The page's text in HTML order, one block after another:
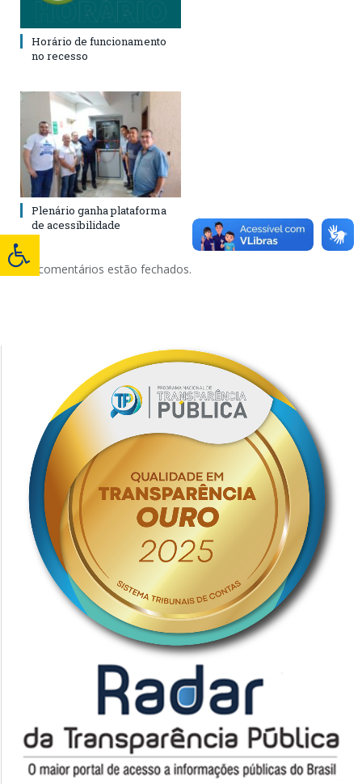
Horário de funcionamento
no recesso
Plenário ganha plataforma
de acessibilidade
Os comentários estão fechados.